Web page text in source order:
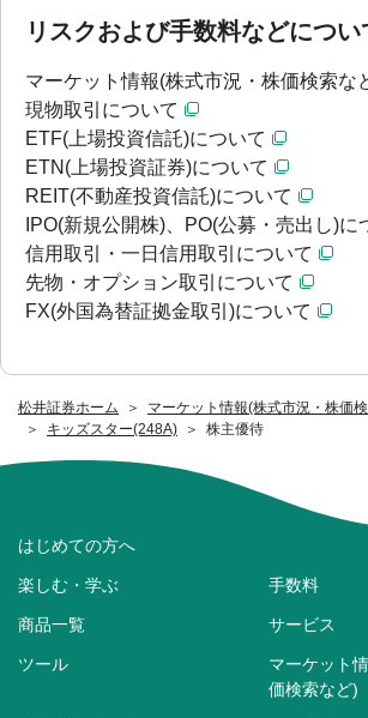
松井証券ホーム
マーケット情報(株式市況・株価
キッズスター(248A)
株主優待
リスクおよび手数料などについ
マーケット情報(株式市況・株価検索な
現物取引について
ETF(上場投資信託)について
ETN(上場投資証券)について
REIT(不動産投資信託)について
IPO(新規公開株)、PO(公募・売出し)に
信用取引・一日信用取引について
先物・オプション取引について
FX(外国為替証拠金取引)について
はじめての方へ
楽しむ・学ぶ 手数料
商品一覧 サービス
ツール
マーケット
価検索など)